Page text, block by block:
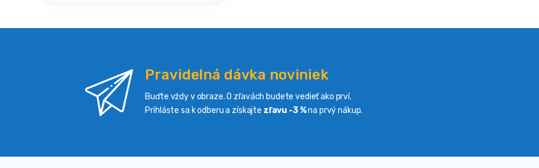
Pravidelná dávka noviniek
Buďte vždy v obraze. O zľavách budete vedieť ako prví.
Prihláste sa k odberu a získajte zľavu -3 %na prvý nákup.